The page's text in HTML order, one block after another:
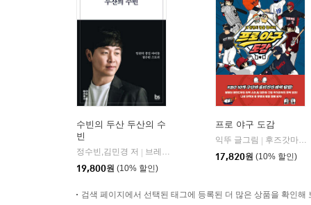
수빈의 두산 두산의 수
빈
정수빈,김민경 저
브레인스토어(BRAINstore)
19,800원 (10% 할인)
프로 야구 도감
익뚜 글그림
후즈갓마이테일
17,820원 (10% 할인)
검색 페이지에서 선택된 태그에 등록된 더 많은 상품을 확인해